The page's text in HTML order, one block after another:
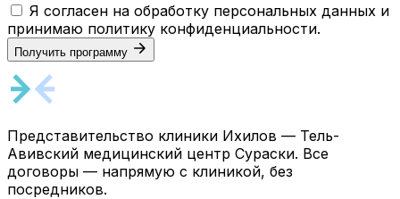
Я согласен на обработку персональных данных и
принимаю политику конфиденциальности.
Получить программу
Представительство клиники Ихилов — Тель-
Авивский медицинский центр Сураски. Все
договоры — напрямую с клиникой, без
посредников.